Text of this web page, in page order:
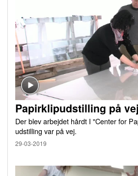
Papirklipudstilling på vej
Der blev arbejdet hårdt I "Center for
udstilling var på vej.
29-03-2019